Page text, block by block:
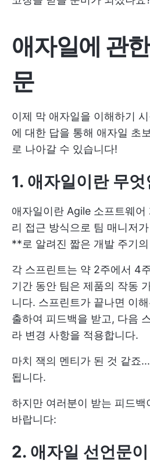
애자일에 관
문
이제 막 애자일을 이해하기
에 대한 답을 통해 애자일 초
로 나아갈 수 있습니다!
1. 애자일이란 무
애자일이란 Agile 소프트웨어
리 접근 방식으로 팀 매니저가
**로 알려진 짧은 개발 주기
각 스프린트는 약 2주에서 4
기간 동안 팀은 제품의 작동
니다. 스프린트가 끝나면 이
출하여 피드백을 받고, 다음
라 변경 사항을 적용합니다.
마치 잭의 멘티가 된 것 같죠
됩니다.
하지만 여러분이 받는 피드백
바랍니다:
2. 애자일 선언문